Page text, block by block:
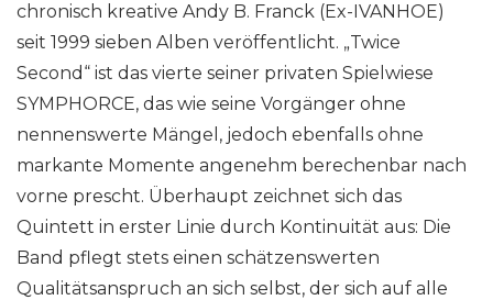
chronisch kreative Andy B. Franck (Ex-IVANHOE)
seit 1999 sieben Alben veröffentlicht. „Twice
Second“ ist das vierte seiner privaten Spielwiese
SYMPHORCE, das wie seine Vorgänger ohne
nennenswerte Mängel, jedoch ebenfalls ohne
markante Momente angenehm berechenbar nach
vorne prescht. Überhaupt zeichnet sich das
Quintett in erster Linie durch Kontinuität aus: Die
Band pflegt stets einen schätzenswerten
Qualitätsanspruch an sich selbst, der sich auf alle